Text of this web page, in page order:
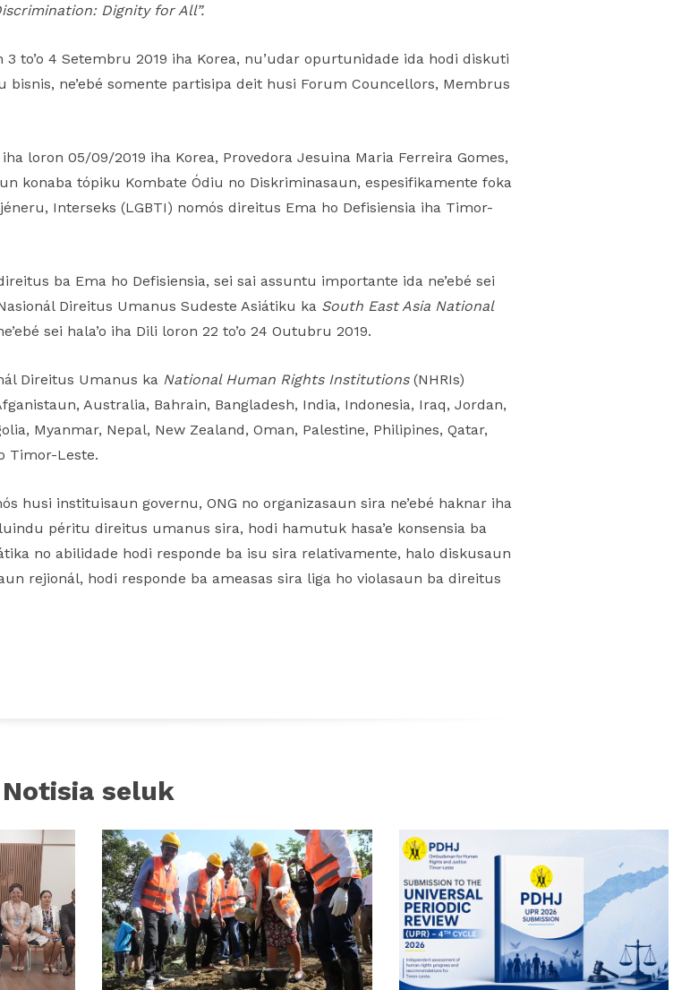
Dignity for All”.
3 to’o 4 Setembru 2019 iha Korea, nu’udar opurtunidade ida hodi diskuti
bisnis, ne’ebé somente partisipa deit husi Forum Councellors, Membrus
loron 05/09/2019 iha Korea, Provedora Jesuina Maria Ferreira Gomes,
konaba tópiku Kombate Ódiu no Diskriminasaun, espesifikamente foka
Interseks (LGBTI) nomós direitus Ema ho Defisiensia iha Timor-
ba Ema ho Defisiensia, sei sai assuntu importante ida ne’ebé sei
Direitus Umanus Sudeste Asiátiku ka South East Asia National
sei hala’o iha Dili loron 22 to’o 24 Outubru 2019.
Direitus Umanus ka National Human Rights Institutions(NHRIs)
Australia, Bahrain, Bangladesh, India, Indonesia, Iraq, Jordan,
Myanmar, Nepal, New Zealand, Oman, Palestine, Philipines, Qatar,
Timor-Leste.
husi instituisaun governu, ONG no organizasaun sira ne’ebé haknar iha
péritu direitus umanus sira, hodi hamutuk hasa’e konsensia ba
no abilidade hodi responde ba isu sira relativamente, halo diskusaun
rejionál, hodi responde ba ameasas sira liga ho violasaun ba direitus
Notisia seluk